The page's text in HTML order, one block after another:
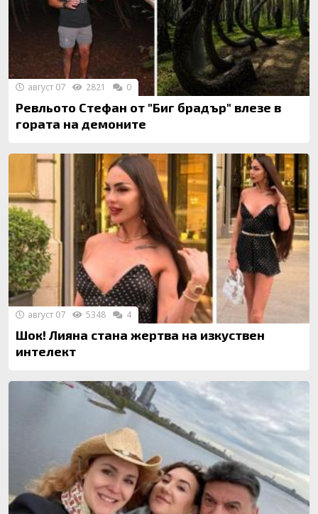
Ревльото Стефан от "Биг брадър" влезе в
гората на демоните
август 07 2821 0
Шок! Лияна стана жертва на изкуствен
интелект
август 07 5348 4